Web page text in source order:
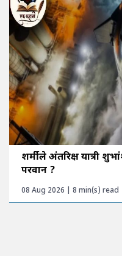
शर्मीले अंतरिक्ष यात्री
परवान ?
08 Aug 2026 | 8 min(s) read